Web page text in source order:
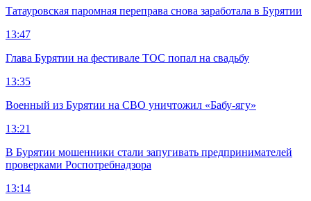
Татауровская паромная переправа снова заработала в Бурятии
13:47
Глава Бурятии на фестивале ТОС попал на свадьбу
13:35
Военный из Бурятии на СВО уничтожил «Бабу-ягу»
13:21
В Бурятии мошенники стали запугивать предпринимателей
проверками Роспотребнадзора
13:14